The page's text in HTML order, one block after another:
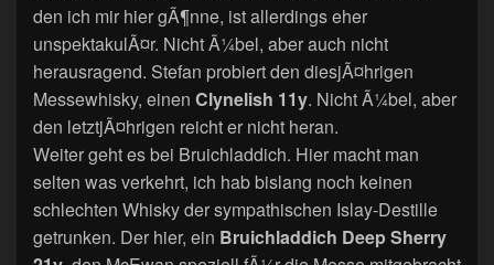
den ich mir hier gÃ¶nne, ist allerdings eher
unspektakulÃ¤r. Nicht Ã¼bel, aber auch nicht
herausragend. Stefan probiert den diesjÃ¤hrigen
Messewhisky, einen Clynelish 11y. Nicht Ã¼bel, aber
den letztjÃ¤hrigen reicht er nicht heran.
Weiter geht es bei Bruichladdich. Hier macht man
selten was verkehrt, ich hab bislang noch keinen
schlechten Whisky der sympathischen Islay-Destille
getrunken. Der hier, ein Bruichladdich Deep Sherry